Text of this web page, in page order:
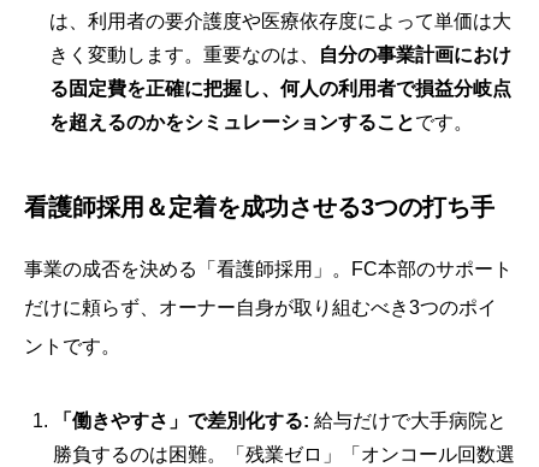
は、利用者の要介護度や医療依存度によって単価は大
きく変動します。重要なのは、
自分の事業計画におけ
る固定費を正確に把握し、何人の利用者で損益分岐点
を超えるのかをシミュレーションすることです。
看護師採用＆定着を成功させる3つの打ち手
事業の成否を決める「看護師採用」。FC本部のサポート
だけに頼らず、オーナー自身が取り組むべき3つのポイ
ントです。
「働きやすさ」で差別化する: 給与だけで大手病院と
勝負するのは困難。「残業ゼロ」「オンコール回数選